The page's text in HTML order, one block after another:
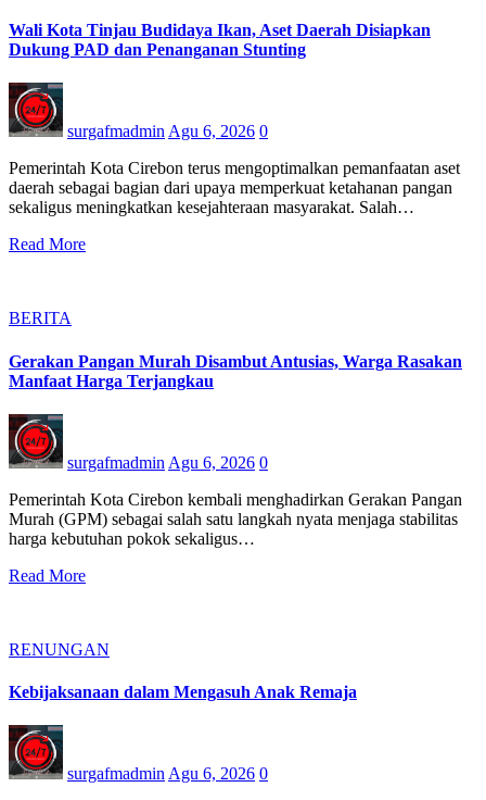
Wali Kota Tinjau Budidaya Ikan, Aset Daerah Disiapkan
Dukung PAD dan Penanganan Stunting
surgafmadminAgu 6, 2026 0
Pemerintah Kota Cirebon terus mengoptimalkan pemanfaatan aset
daerah sebagai bagian dari upaya memperkuat ketahanan pangan
sekaligus meningkatkan kesejahteraan masyarakat. Salah…
Read More
BERITA
Gerakan Pangan Murah Disambut Antusias, Warga Rasakan
Manfaat Harga Terjangkau
surgafmadmin Agu 6, 2026 0
Pemerintah Kota Cirebon kembali menghadirkan Gerakan Pangan
Murah (GPM) sebagai salah satu langkah nyata menjaga stabilitas
harga kebutuhan pokok sekaligus…
Read More
RENUNGAN
Kebijaksanaan dalam Mengasuh Anak Remaja
surgafmadminAgu 6, 2026 0